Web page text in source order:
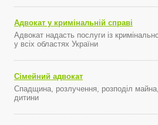
Адвокат у кримінальній справі
Адвокат надасть послуги із
у всіх областях України
Сімейний адвокат
Спадщина, розлучення, розподіл
дитини